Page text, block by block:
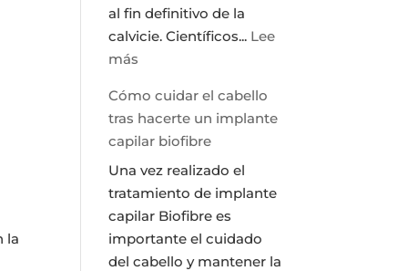
la
al fin definitivo de la
calvicie. Científicos... Lee
más
el
fin
definitivo
de
la
calvicie?
Cómo cuidar el cabello
tras hacerte un implante
capilar biofibre
Una vez realizado el
tratamiento de implante
capilar Biofibre es
importante el cuidado
del cabello y mantener la